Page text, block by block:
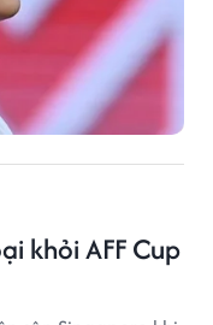
khỏi AFF Cup